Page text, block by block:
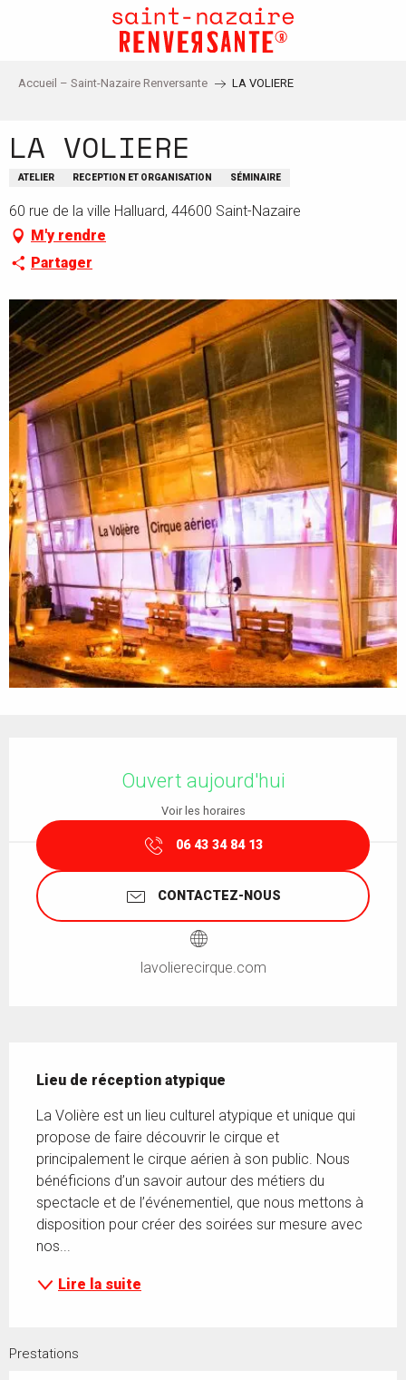
principal
Accueil – Saint-Nazaire Renversante LA VOLIERE
LA VOLIERE
ATELIER RECEPTION ET ORGANISATION SÉMINAIRE
60 rue de la ville Halluard, 44600 Saint-Nazaire
M'y rendre
Partager
Ouvert aujourd'hui
Voir les horaires
06 43 34 84 13
CONTACTEZ-NOUS
lavolierecirque.com
Lieu de réception atypique
La Volière est un lieu culturel atypique et unique qui
propose de faire découvrir le cirque et
principalement le cirque aérien à son public. Nous
bénéficions d’un savoir autour des métiers du
spectacle et de l’événementiel, que nous mettons à
disposition pour créer des soirées sur mesure avec
nos...
Lire la suite
Prestations